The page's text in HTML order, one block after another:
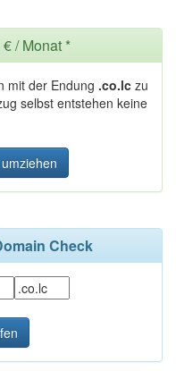
€ / Monat *
mit der Endung .co.lc zu
selbst entstehen keine
Check